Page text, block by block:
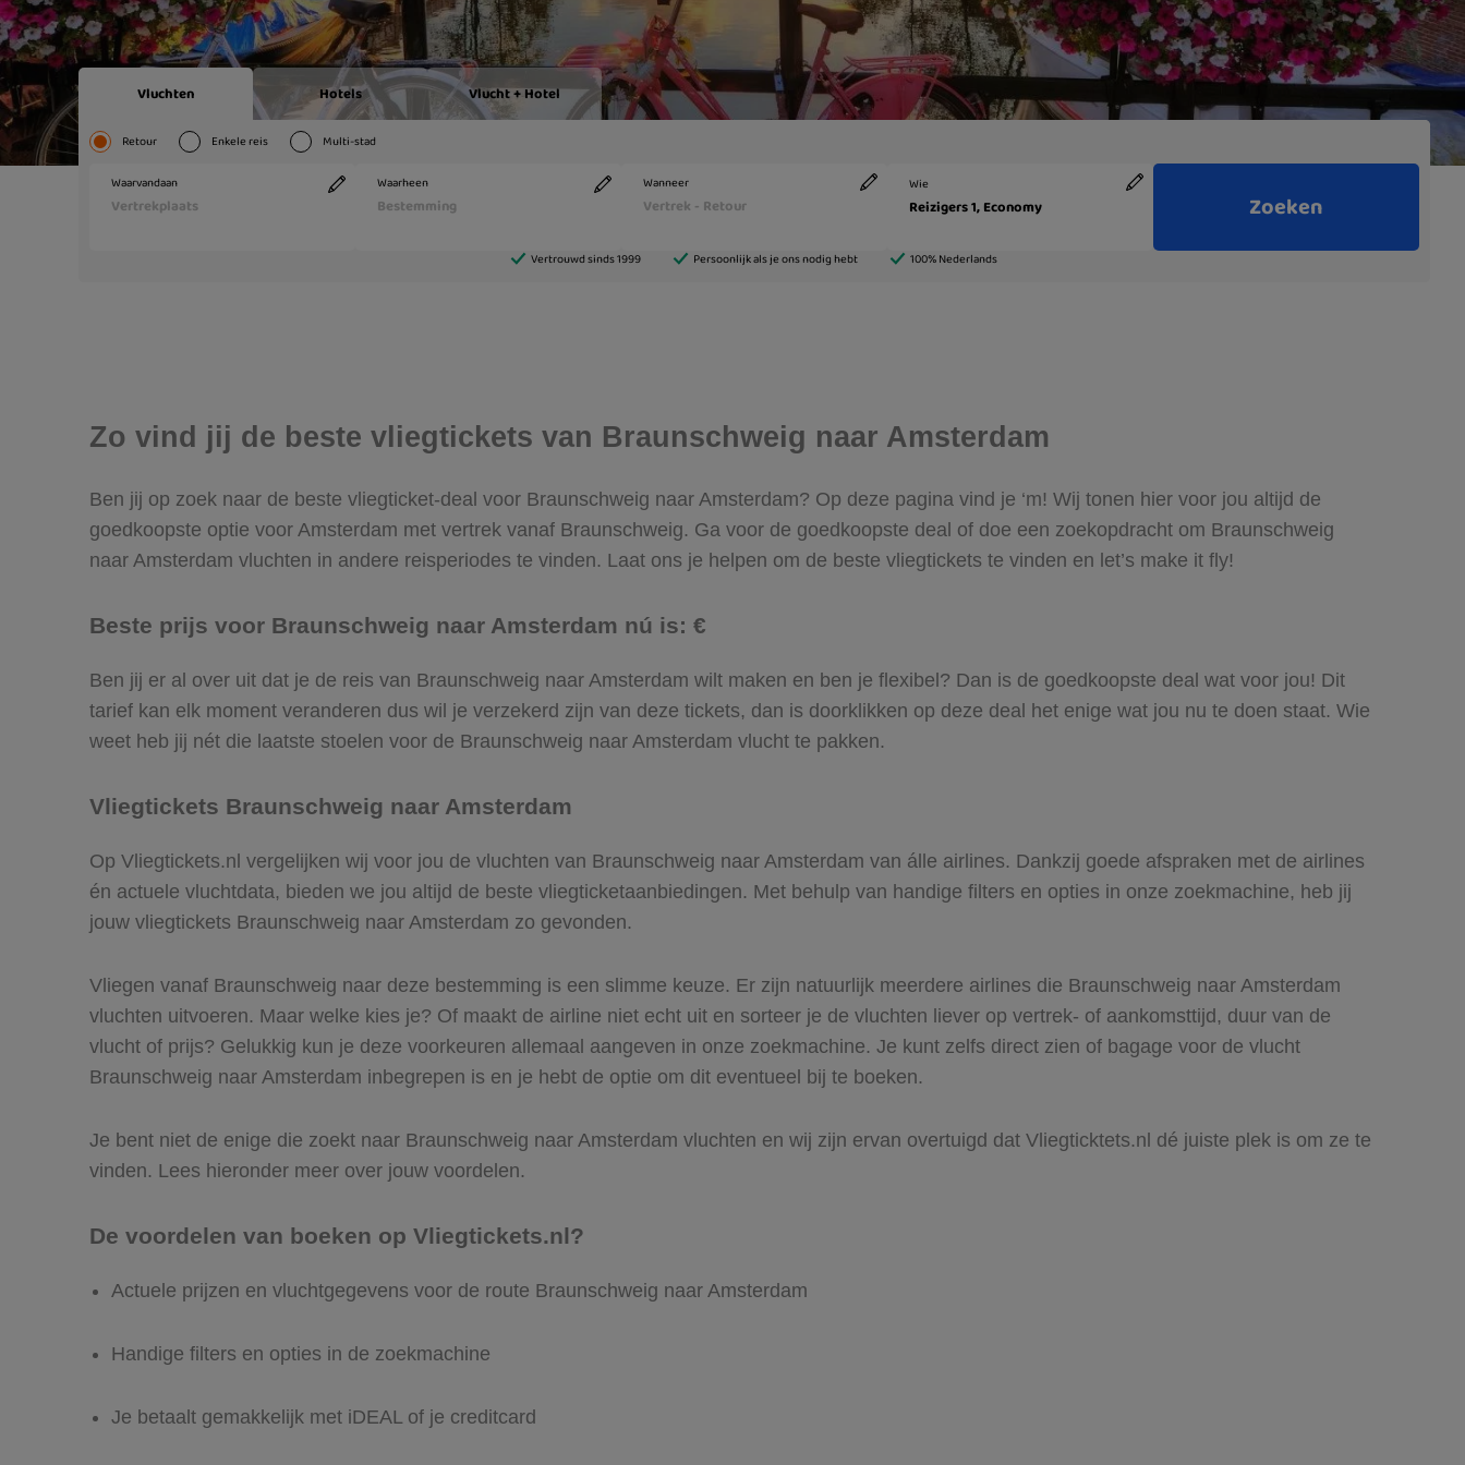
Zo vind jij de beste vliegtickets van Braunschweig naar Amsterdam
Ben jij op zoek naar de beste vliegticket-deal voor Braunschweig naar Amsterdam? Op deze pagina vind je ‘m! Wij tonen hier voor jou altijd de
goedkoopste optie voor Amsterdam met vertrek vanaf Braunschweig. Ga voor de goedkoopste deal of doe een zoekopdracht om Braunschweig
naar Amsterdam vluchten in andere reisperiodes te vinden. Laat ons je helpen om de beste vliegtickets te vinden en let’s make it fly!
Beste prijs voor Braunschweig naar Amsterdam nú is: €
Ben jij er al over uit dat je de reis van Braunschweig naar Amsterdam wilt maken en ben je flexibel? Dan is de goedkoopste deal wat voor jou! Dit
tarief kan elk moment veranderen dus wil je verzekerd zijn van deze tickets, dan is doorklikken op deze deal het enige wat jou nu te doen staat. Wie
weet heb jij nét die laatste stoelen voor de Braunschweig naar Amsterdam vlucht te pakken.
Vliegtickets Braunschweig naar Amsterdam
Op Vliegtickets.nl vergelijken wij voor jou de vluchten van Braunschweig naar Amsterdam van álle airlines. Dankzij goede afspraken met de airlines
én actuele vluchtdata, bieden we jou altijd de beste vliegticketaanbiedingen. Met behulp van handige filters en opties in onze zoekmachine, heb jij
jouw vliegtickets Braunschweig naar Amsterdam zo gevonden.
Vliegen vanaf Braunschweig naar deze bestemming is een slimme keuze. Er zijn natuurlijk meerdere airlines die Braunschweig naar Amsterdam
vluchten uitvoeren. Maar welke kies je? Of maakt de airline niet echt uit en sorteer je de vluchten liever op vertrek- of aankomsttijd, duur van de
vlucht of prijs? Gelukkig kun je deze voorkeuren allemaal aangeven in onze zoekmachine. Je kunt zelfs direct zien of bagage voor de vlucht
Braunschweig naar Amsterdam inbegrepen is en je hebt de optie om dit eventueel bij te boeken.
Je bent niet de enige die zoekt naar Braunschweig naar Amsterdam vluchten en wij zijn ervan overtuigd dat Vliegticktets.nl dé juiste plek is om ze te
vinden. Lees hieronder meer over jouw voordelen.
De voordelen van boeken op Vliegtickets.nl?
Actuele prijzen en vluchtgegevens voor de route Braunschweig naar Amsterdam
Handige filters en opties in de zoekmachine
Je betaalt gemakkelijk met iDEAL of je creditcard